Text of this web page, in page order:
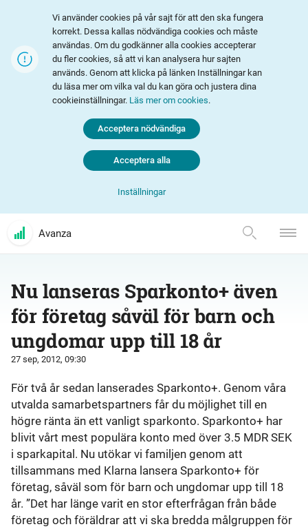
Vi använder cookies på vår sajt för att den ska fungera
korrekt. Dessa kallas nödvändiga cookies och måste
användas. Om du godkänner alla cookies accepterar
du fler cookies, så att vi kan analysera hur sajten
används. Genom att klicka på länken Inställningar kan
du läsa mer om vilka val du kan göra och justera dina
cookieinställningar. Läs mer om cookies.
Inställningar
Acceptera nödvändiga
Acceptera alla
Avanza
Nu lanseras Sparkonto+ även
för företag såväl för barn och
ungdomar upp till 18 år
27 sep, 2012, 09:30
För två år sedan lanserades Sparkonto+. Genom våra
utvalda samarbetspartners får du möjlighet till en
högre ränta än ett vanligt sparkonto. Sparkonto+ har
blivit vårt mest populära konto med över 3.5 MDR SEK
i sparkapital. Nu utökar vi familjen genom att
tillsammans med Klarna lansera Sparkonto+ för
företag, såväl som för barn och ungdomar upp till 18
år. ”Det har länge varit en stor efterfrågan från både
företag och föräldrar att vi ska bredda målgruppen för